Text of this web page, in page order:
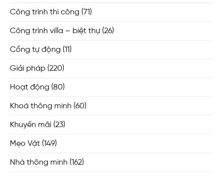
Công trình thi công (71)
Công trình villa – biệt thự(26)
Cổng tự động (11)
Giải pháp (220)
Hoạt động (80)
Khoá thông minh (60)
Khuyến mãi (23)
Mẹo Vặt (149)
Nhà thông minh (162)